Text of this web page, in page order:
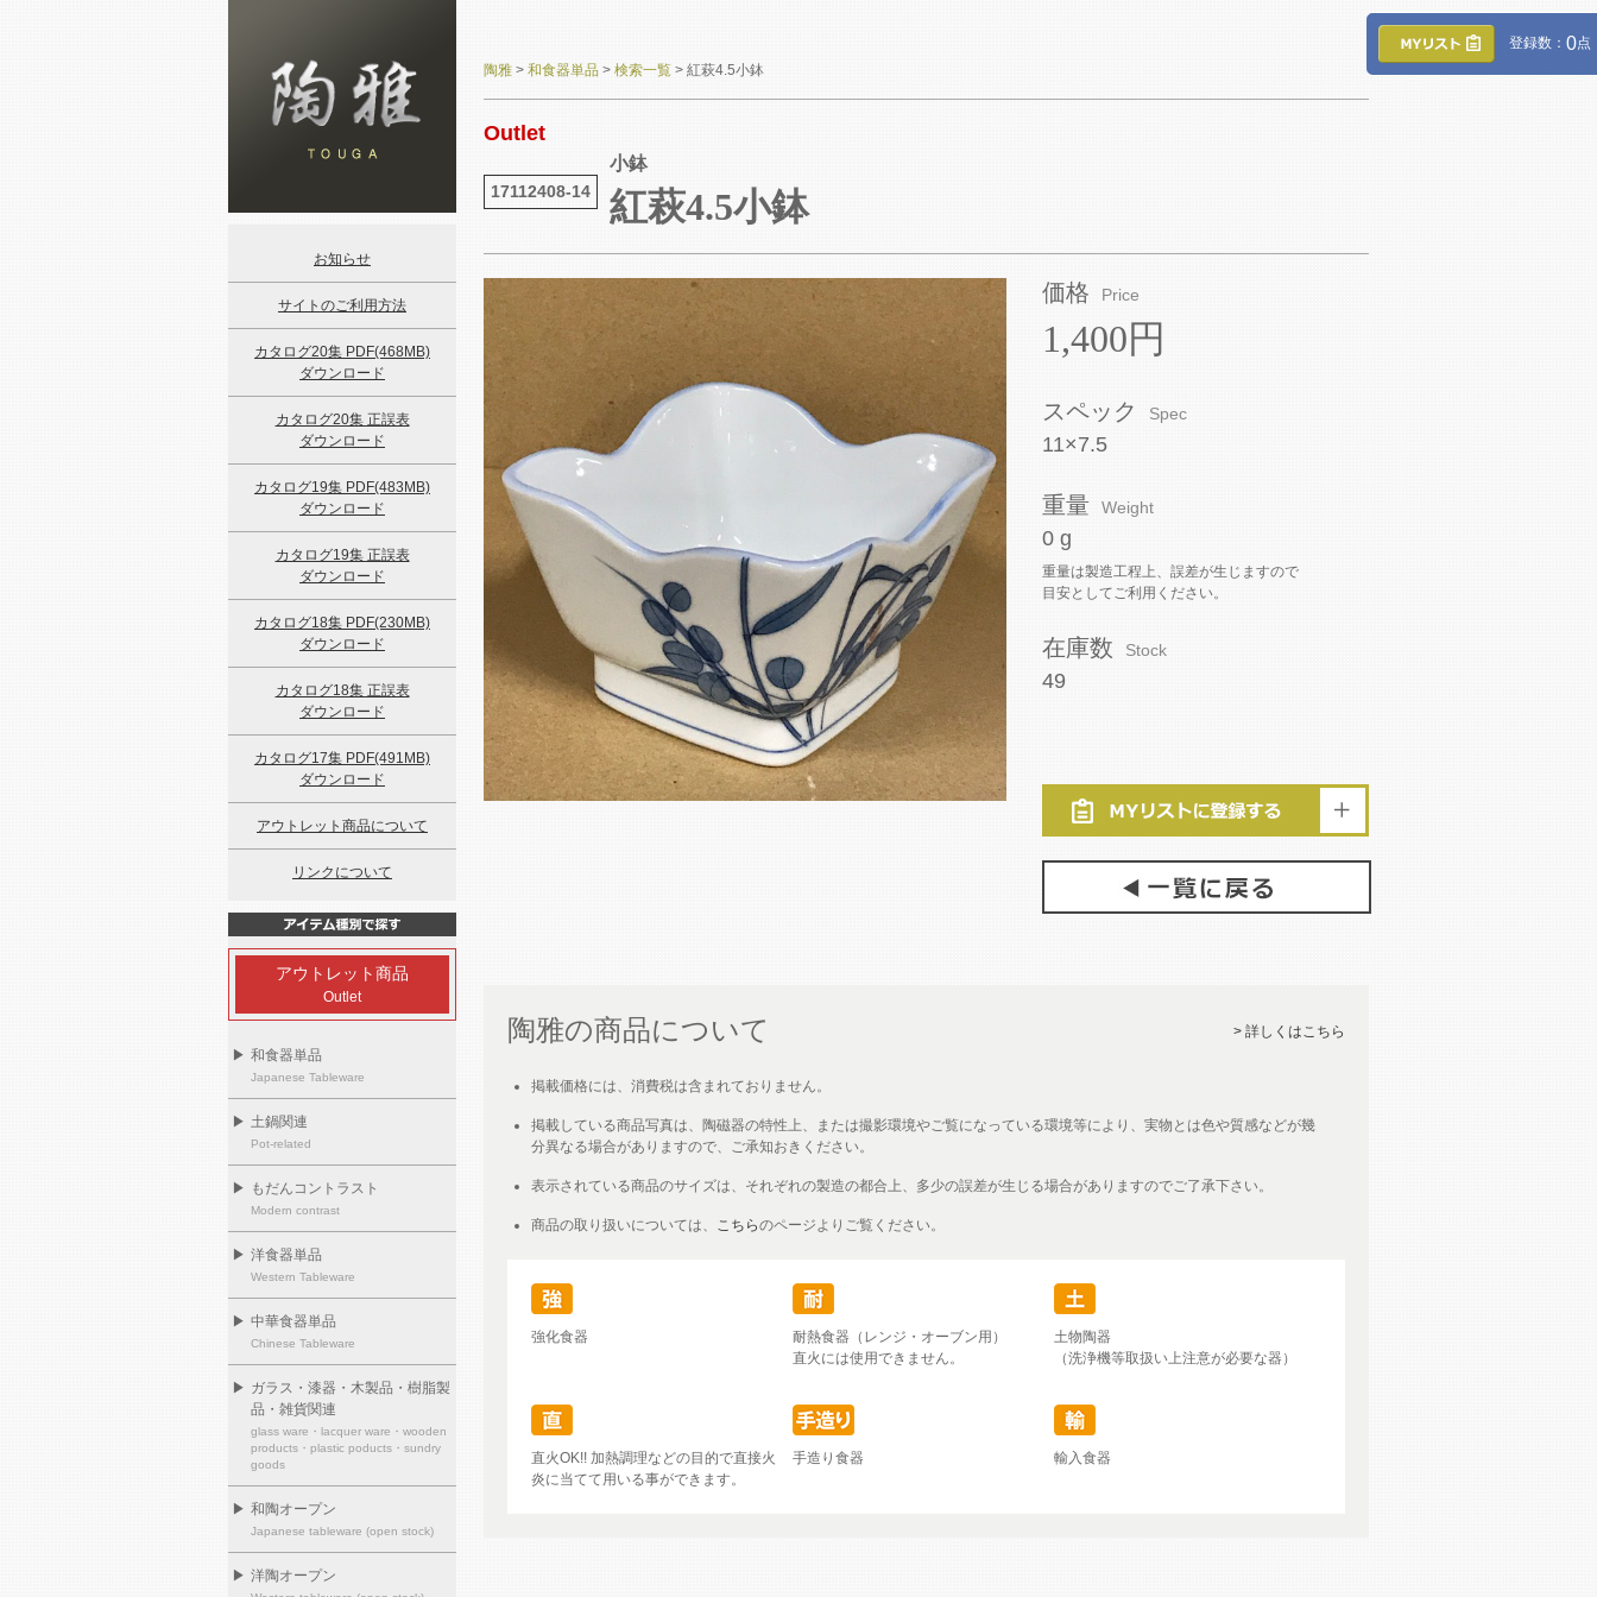
登録数： 0点
お知らせ
サイトのご利用方法
カタログ20集 PDF(468MB)
ダウンロード
カタログ20集 正誤表
ダウンロード
カタログ19集 PDF(483MB)
ダウンロード
カタログ19集 正誤表
ダウンロード
カタログ18集 PDF(230MB)
ダウンロード
カタログ18集 正誤表
ダウンロード
カタログ17集 PDF(491MB)
ダウンロード
アウトレット商品について
リンクについて
アウトレット商品
Outlet
▶ 和食器単品
Japanese Tableware
▶ 土鍋関連
Pot-related
▶ もだんコントラスト
Modern contrast
▶ 洋食器単品
Western Tableware
▶ 中華食器単品
Chinese Tableware
▶ ガラス・漆器・木製品・樹脂製
品・雑貨関連
glass ware・lacquer ware・wooden
products・plastic poducts・sundry
goods
▶ 和陶オープン
Japanese tableware (open stock)
▶ 洋陶オープン
陶雅 > 和食器単品 > 検索一覧 > 紅萩4.5小鉢
Outlet
17112408-14
小鉢
紅萩4.5小鉢
価格 Price
1,400円
スペック Spec
11×7.5
重量 Weight
0 g
重量は製造工程上、誤差が生じますので
目安としてご利用ください。
在庫数 Stock
49
陶雅の商品について > 詳しくはこちら
掲載価格には、消費税は含まれておりません。
掲載している商品写真は、陶磁器の特性上、または撮影環境やご覧になっている環境等により、実物とは色や質感などが幾
分異なる場合がありますので、ご承知おきください。
表示されている商品のサイズは、それぞれの製造の都合上、多少の誤差が生じる場合がありますのでご了承下さい。
商品の取り扱いについては、 こちらのページよりご覧ください。
強化食器
耐熱食器（レンジ・オーブン用）
直火には使用できません。
土物陶器
（洗浄機等取扱い上注意が必要な器）
直火OK!! 加熱調理などの目的で直接火
炎に当てて用いる事ができます。
手造り食器 輸入食器